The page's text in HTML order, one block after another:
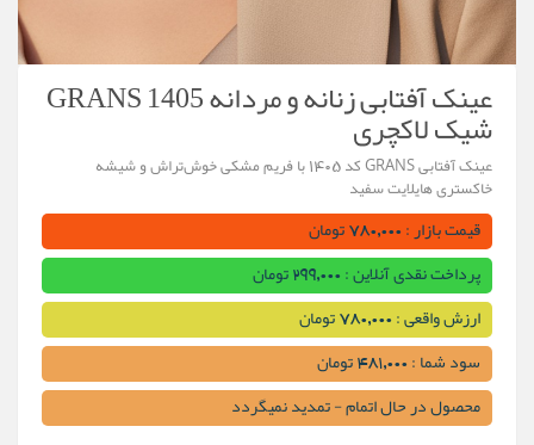
عینک آفتابی زنانه و مردانه GRANS 1405
شیک لاکچری
عینک آفتابی GRANS کد 1405 با فریم مشکی خوش‌تراش و شیشه
خاکستری هایلایت سفید
قیمت بازار : 780,000 تومان
پرداخت نقدی آنلاین : 299,000 تومان
ارزش واقعی : 780,000 تومان
سود شما : 481,000 تومان
محصول در حال اتمام - تمدید نمیگردد